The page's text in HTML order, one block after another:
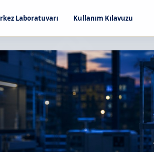
Laboratuvarı Kullanım Kılavuzu